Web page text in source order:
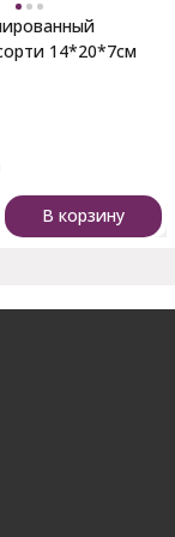
14*20*7см
В корзину